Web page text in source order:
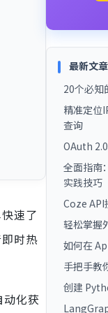
速了
时热
化获
最新文章
20个必知
精准定位
查询
OAuth
全面指南
实践技巧
Coze API
轻松掌握
如何在
手把手教
创建